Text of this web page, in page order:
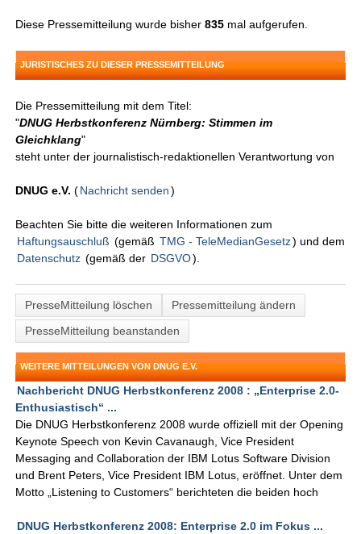
Diese Pressemitteilung wurde bisher835 mal aufgerufen.
JURISTISCHES ZU DIESER PRESSEMITTEILUNG
Die Pressemitteilung mit dem Titel:
"DNUG Herbstkonferenz Nürnberg: Stimmen im
Gleichklang"
steht unter der journalistisch-redaktionellen Verantwortung von
DNUG e.V. (Nachricht senden )
Beachten Sie bitte die weiteren Informationen zum
Haftungsauschluß (gemäß TMG - TeleMedianGesetz) und dem
Datenschutz (gemäß der DSGVO).
PresseMitteilung löschen
Pressemitteilung ändern
PresseMitteilung beanstanden
WEITERE MITTEILUNGEN VON DNUG E.V.
Nachbericht DNUG Herbstkonferenz 2008 : „Enterprise 2.0-
Enthusiastisch“ ...
Die DNUG Herbstkonferenz 2008 wurde offiziell mit der Opening
Keynote Speech von Kevin Cavanaugh, Vice President
Messaging and Collaboration der IBM Lotus Software Division
und Brent Peters, Vice President IBM Lotus, eröffnet. Unter dem
Motto „Listening to Customers“ berichteten die beiden hoch
DNUG Herbstkonferenz 2008: Enterprise 2.0 im Fokus ...